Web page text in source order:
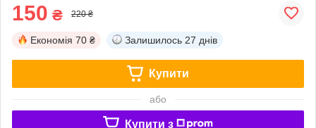
150 ₴ 220 ₴
Економія 70 ₴ Залишилось 27 днів
Купити
або
Купити з